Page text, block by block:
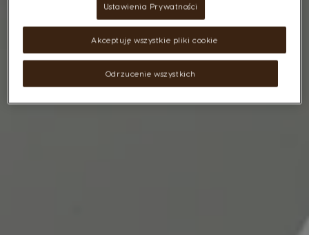
Ustawienia Prywatności
Odrzucenie wszystkich
Akceptuję wszystkie pliki cookie